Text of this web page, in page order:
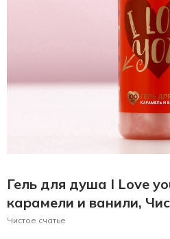
Гель для душа I Love
карамели и ванили,
Чистое счатье